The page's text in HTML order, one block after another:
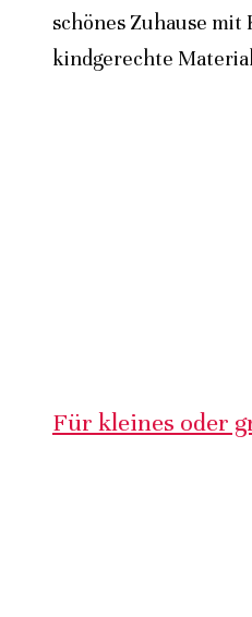
schönes Zuhause
kindgerechte
Für kleines oder